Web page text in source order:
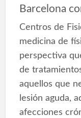
Barcelona
Centros de
medicina de
perspectiva
de
aquellos que
lesión aguda,
afecciones